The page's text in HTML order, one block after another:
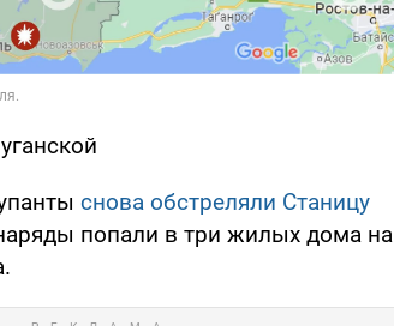
снова обстреляли Станицу
попали в три жилых дома на